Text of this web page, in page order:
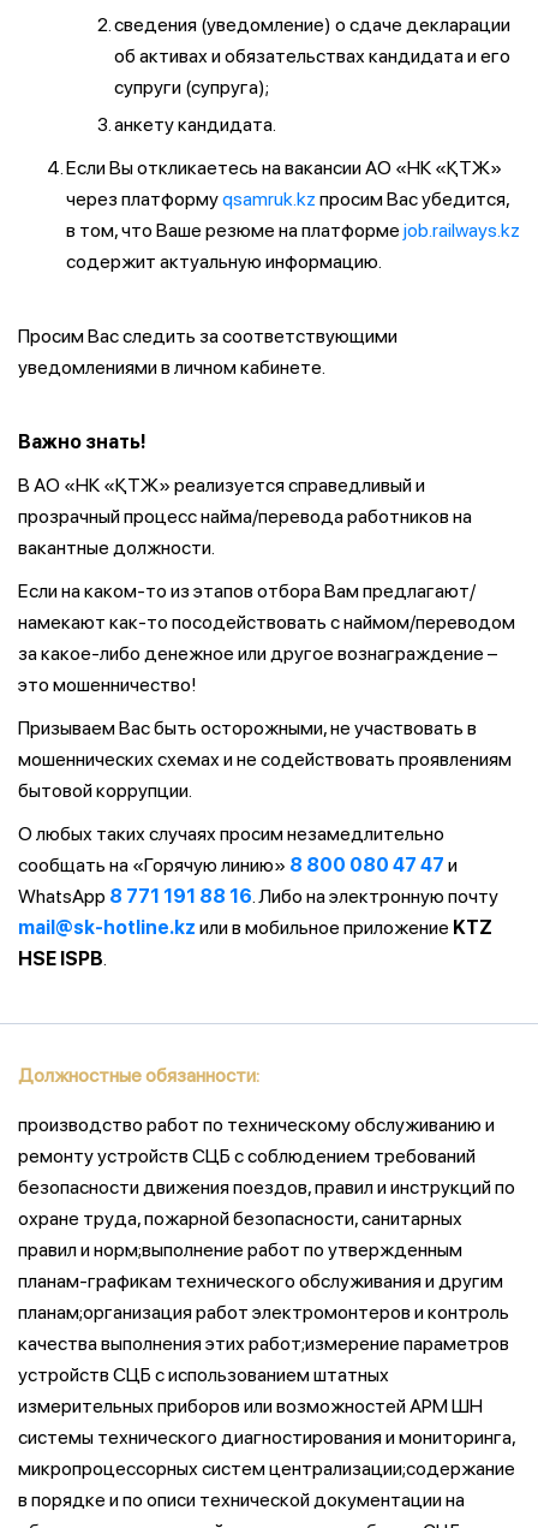
сведения (уведомление) о сдаче декларации
об активах и обязательствах кандидата и его
супруги (супруга);
анкету кандидата.
Если Вы откликаетесь на вакансии АО «НК «ҚТЖ»
через платформуqsamruk.kz просим Вас убедится,
в том, что Ваше резюме на платформе job.railways.kz
содержит актуальную информацию.
Просим Вас следить за соответствующими
уведомлениями в личном кабинете.
Важно знать!
В АО «НК «ҚТЖ» реализуется справедливый и
прозрачный процесс найма/перевода работников на
вакантные должности.
Если на каком-то из этапов отбора Вам предлагают/
намекают как-то посодействовать с наймом/переводом
за какое-либо денежное или другое вознаграждение –
это мошенничество!
Призываем Вас быть осторожными, не участвовать в
мошеннических схемах и не содействовать проявлениям
бытовой коррупции.
О любых таких случаях просим незамедлительно
сообщать на «Горячую линию» 8 800 080 47 47 и
WhatsApp 8 771 191 88 16. Либо на электронную почту
mail@sk-hotline.kz или в мобильное приложение KTZ
HSE ISPB.
Должностные обязанности:
производство работ по техническому обслуживанию и
ремонту устройств СЦБ с соблюдением требований
безопасности движения поездов, правил и инструкций по
охране труда, пожарной безопасности, санитарных
правил и норм;выполнение работ по утвержденным
планам-графикам технического обслуживания и другим
планам;организация работ электромонтеров и контроль
качества выполнения этих работ;измерение параметров
устройств СЦБ с использованием штатных
измерительных приборов или возможностей АРМ ШН
системы технического диагностирования и мониторинга,
микропроцессорных систем централизации;содержание
в порядке и по описи технической документации на